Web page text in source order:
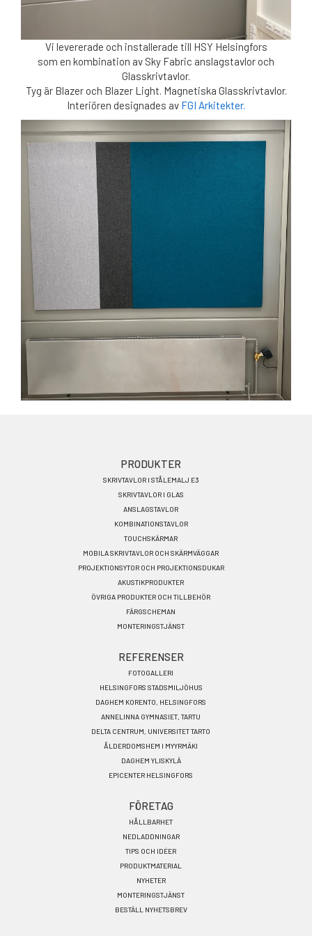
Vi levererade och installerade till HSY Helsingfors
som en kombination av Sky Fabric anslagstavlor och
Glasskrivtavlor.
Tyg är Blazer och Blazer Light. Magnetiska Glasskrivtavlor.
Interiören designades av FGI Arkitekter.
PRODUKTER
SKRIVTAVLOR I STÅLEMALJ E3
SKRIVTAVLOR I GLAS
ANSLAGSTAVLOR
KOMBINATIONSTAVLOR
TOUCHSKÄRMAR
MOBILA SKRIVTAVLOR OCH SKÄRMVÄGGAR
PROJEKTIONSYTOR OCH PROJEKTIONSDUKAR
AKUSTIKPRODUKTER
ÖVRIGA PRODUKTER OCH TILLBEHÖR
FÄRGSCHEMAN
MONTERINGSTJÄNST
REFERENSER
FOTOGALLERI
HELSINGFORS STADSMILJÖHUS
DAGHEM KORENTO, HELSINGFORS
ANNELINNA GYMNASIET, TARTU
DELTA CENTRUM, UNIVERSITET TARTO
ÅLDERDOMSHEM I MYYRMÄKI
DAGHEM YLISKYLÄ
EPICENTER HELSINGFORS
FÖRETAG
HÅLLBARHET
NEDLADDNINGAR
TIPS OCH IDÉER
PRODUKTMATERIAL
NYHETER
MONTERINGSTJÄNST
BESTÄLL NYHETSBREV